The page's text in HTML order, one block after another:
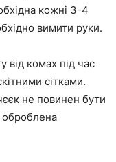
кожні 3-4
вимити руки.
від комах під час
сітками.
не повинен бути
оброблена